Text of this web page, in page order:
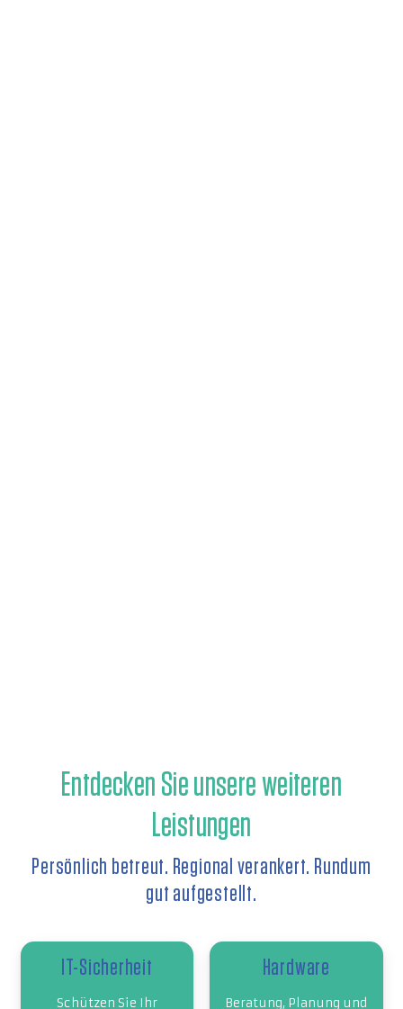
Entdecken Sie unsere weiteren
Leistungen
Persönlich betreut. Regional verankert. Rundum
gut aufgestellt.
IT-Sicherheit
Schützen Sie Ihr
Hardware
Beratung, Planung und